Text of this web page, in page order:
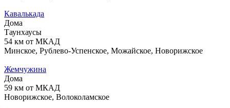
Кавалькада
Дома
Таунхаусы
54 км от МКАД
Минское, Рублево-Успенское, Можайское, Новорижское
Жемчужина
Дома
59 км от МКАД
Новорижское, Волоколамское